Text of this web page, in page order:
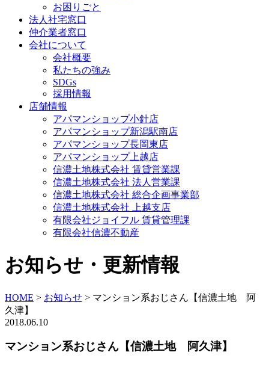
お困りごと
法人社宅窓口
仲介業者窓口
会社について
会社概要
私たちの強み
SDGs
採用情報
店舗情報
アパマンショップ小針店
アパマンショップ新潟駅南店
アパマンショップ長岡東店
アパマンショップ上越店
信濃土地株式会社 賃貸営業課
信濃土地株式会社 法人営業課
信濃土地株式会社 総合企画事業部
信濃土地株式会社 上越支店
有限会社ジョイフル 賃貸管理課
有限会社信濃不動産
お知らせ・更新情報
HOME > お知らせ > マンション系おじさん【信濃土地 阿
久津】
2018.06.10
マンション系おじさん【信濃土地 阿久津】